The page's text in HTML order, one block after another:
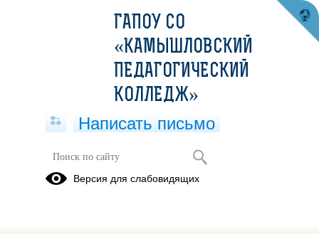
ПРОФЕССИОНАЛЬНОЕ ОБУЧЕНИЕ
ГАПОУ СО
«КАМЫШЛОВСКИЙ
ПЕДАГОГИЧЕСКИЙ
КОЛЛЕДЖ»
Написать письмо
Версия для слабовидящих